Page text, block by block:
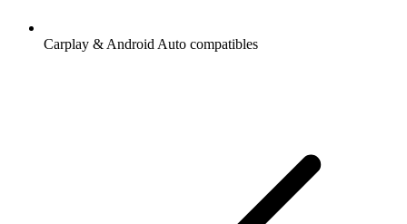
Carplay & Android Auto compatibles